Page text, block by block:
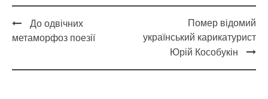
Post
До одвічних
метаморфоз поезії
Помер відомий
український карикатурист
Юрій Кособукін